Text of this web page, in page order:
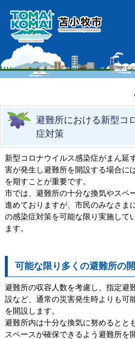
避難所における新型コ
症対策
新型コロナウイルス感染症がまん延
害が発生し避難所を開設する場合に
を期すことが重要です。
市では、避難所の十分な換気やスペ
進めておりますが、市民のみなさま
の感染症対策を可能な限り実施して
ます。
可能な限り多くの避難所の
避難所の収容人数を考慮し、指定避
設など、通常の災害発生時よりも可
を開設します。
避難所内は十分な換気に努めるとと
スペースが確保できるよう避難所を